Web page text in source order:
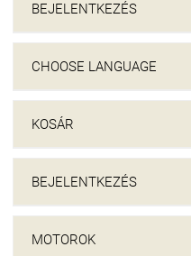
BEJELENTKEZÉS
CHOOSE LANGUAGE
KOSÁR
BEJELENTKEZÉS
MOTOROK